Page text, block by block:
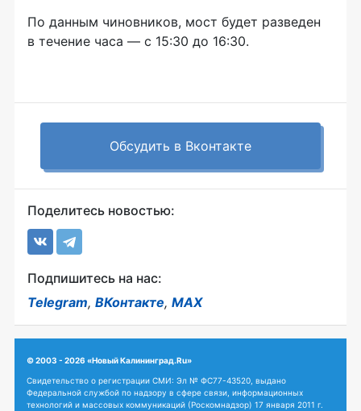
По данным чиновников, мост будет разведен
в течение часа — с 15:30 до 16:30.
Обсудить в Вконтакте
Поделитесь новостью:
Подпишитесь на нас:
Telegram, ВКонтакте, MAX
© 2003 - 2026 «Новый Калининград.Ru»
Свидетельство о регистрации СМИ: Эл № ФС77-43520, выдано
Федеральной службой по надзору в сфере связи, информационных
технологий и массовых коммуникаций (Роскомнадзор) 17 января 2011 г.